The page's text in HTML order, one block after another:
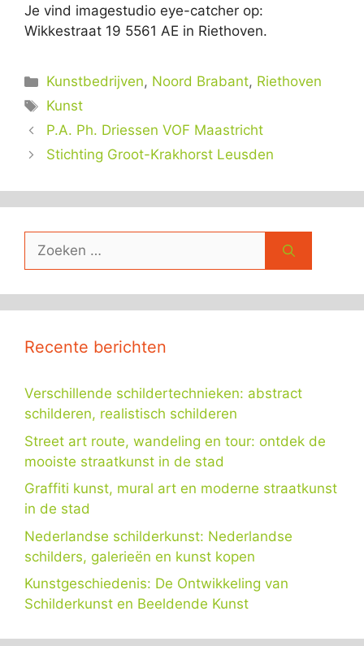
Je vind imagestudio eye-catcher op:
Wikkestraat 19 5561 AE in Riethoven.
Categorieën
Kunstbedrijven, Noord Brabant, Riethoven
Tags
Kunst
P.A. Ph. Driessen VOF Maastricht
Stichting Groot-Krakhorst Leusden
Zoek
Recente berichten
Verschillende schildertechnieken: abstract
schilderen, realistisch schilderen
Street art route, wandeling en tour: ontdek de
mooiste straatkunst in de stad
Graffiti kunst, mural art en moderne straatkunst
in de stad
Nederlandse schilderkunst: Nederlandse
schilders, galerieën en kunst kopen
Kunstgeschiedenis: De Ontwikkeling van
Schilderkunst en Beeldende Kunst